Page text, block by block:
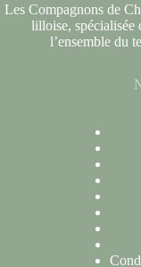
Les Compagnons de
lilloise, spécialisée
l’ensemble du